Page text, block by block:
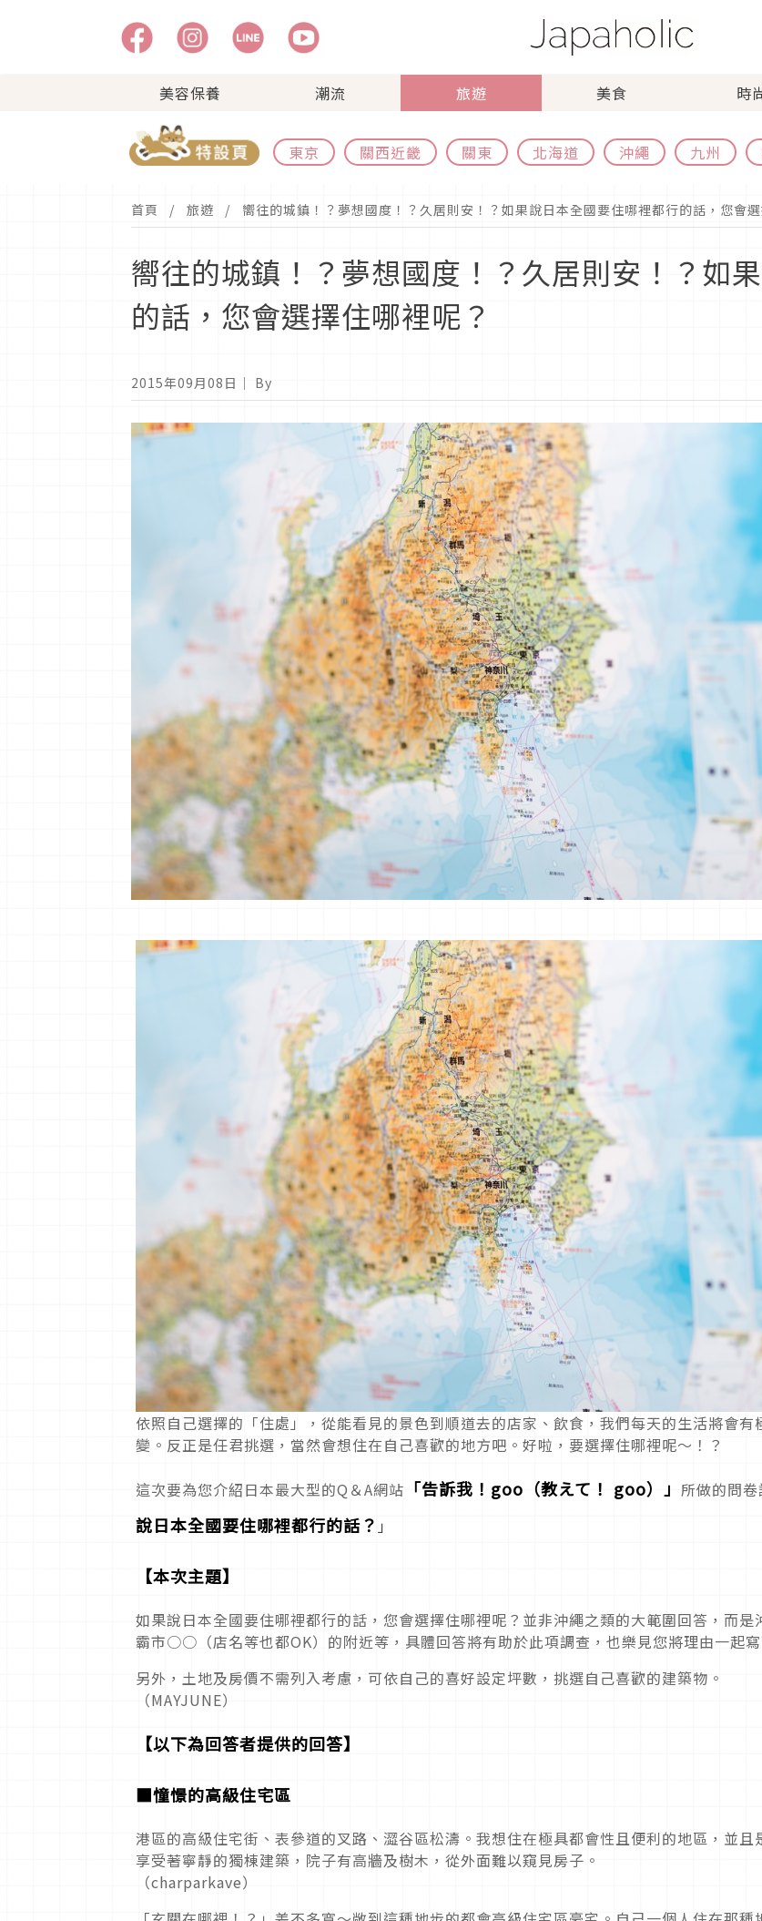
美容保養 潮流 旅遊 美食 時
東京 關西近畿 關東 北海道 沖繩 九州
首頁 旅遊 嚮往的城鎮！？夢想國度！？久居則安！？如果說日本全國要住哪裡都行的話，您會
嚮往的城鎮！？夢想國度！？久居則安！？如
的話，您會選擇住哪裡呢？
2015年09月08日 ｜ By
依照自己選擇的「住處」，從能看見的景色到順道去的店家、飲食，我們每天的生活將會有
變。反正是任君挑選，當然會想住在自己喜歡的地方吧。好啦，要選擇住哪裡呢～！？
這次要為您介紹日本最大型的Q＆A網站 「告訴我！goo（教えて！ goo）」 所做的問卷
說日本全國要住哪裡都行的話？ 」
【本次主題】
如果說日本全國要住哪裡都行的話，您會選擇住哪裡呢？並非沖繩之類的大範圍回答，而是
霸市○○（店名等也都OK）的附近等，具體回答將有助於此項調查，也樂見您將理由一起寫
另外，土地及房價不需列入考慮，可依自己的喜好設定坪數，挑選自己喜歡的建築物。
（MAYJUNE）
【以下為回答者提供的回答】
■憧憬的高級住宅區
港區的高級住宅街、表參道的叉路、澀谷區松濤。我想住在極具都會性且便利的地區，並且
享受著寧靜的獨棟建築，院子有高牆及樹木，從外面難以窺見房子。
（charparkave）